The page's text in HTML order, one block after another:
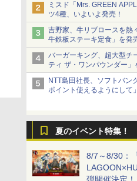
ミスド「Mrs. GREEN
ツ4種、いよいよ発売！
吉野家、牛リブロースを熱
牛鉄板ステーキ定食」を発
バーガーキング、超大型チ
ティ ザ・ワンパウンダー
約1656kcal、総重量約
NTT島田社長、ソフトバン
ポイント使えるようにして」
夏のイベント特集！
8/7～8/30：